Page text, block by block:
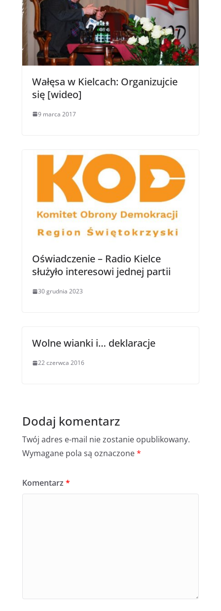
Wałęsa w Kielcach: Organizujcie
się [wideo]
9 marca 2017
Oświadczenie – Radio Kielce
służyło interesowi jednej partii
30 grudnia 2023
Wolne wianki i… deklaracje
22 czerwca 2016
Dodaj komentarz
Twój adres e-mail nie zostanie opublikowany.
Wymagane pola są oznaczone*
Komentarz *